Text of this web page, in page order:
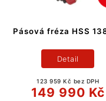
Pásová fréza HSS
123 959 Kč bez DPH
149 990 Kč
Detail